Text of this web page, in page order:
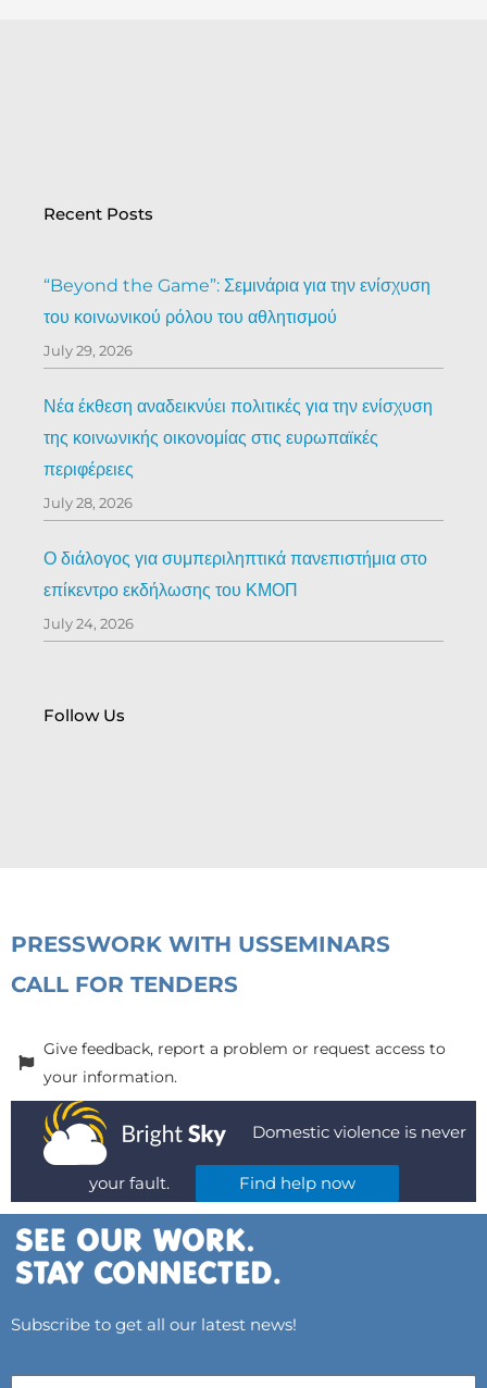
Recent Posts
“Beyond the Game”: Σεμινάρια για την ενίσχυση
του κοινωνικού ρόλου του αθλητισμού
July 29, 2026
Νέα έκθεση αναδεικνύει πολιτικές για την ενίσχυση
της κοινωνικής οικονομίας στις ευρωπαϊκές
περιφέρειες
July 28, 2026
Ο διάλογος για συμπεριληπτικά πανεπιστήμια στο
επίκεντρο εκδήλωσης του ΚΜΟΠ
July 24, 2026
Follow Us
PRESSWORK WITH USSEMINARS
CALL FOR TENDERS
Give feedback, report a problem or request access to
your information.
Domestic violence is never
your fault. Find help now
Subscribe to get all our latest news!